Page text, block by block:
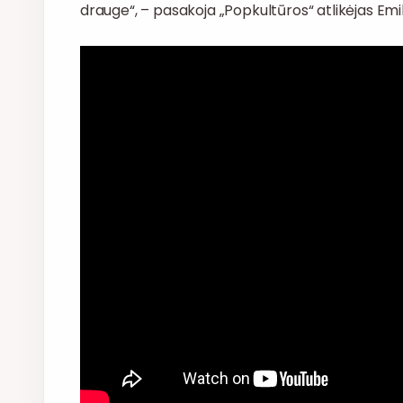
drauge“, – pasakoja „Popkultūros“ atlikėjas